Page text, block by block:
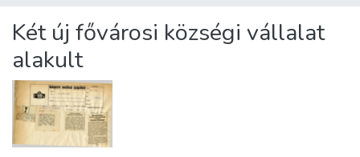
About us
Két új fővárosi községi vállalat
alakult